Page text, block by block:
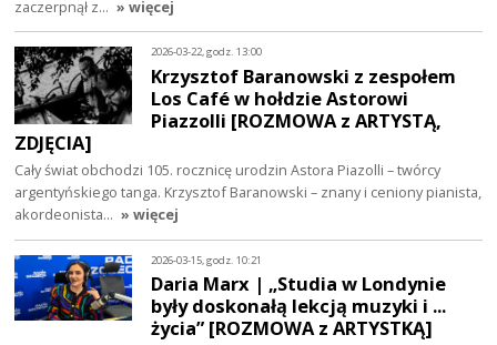
zaczerpnął z… » więcej
2026-03-22, godz. 13:00
Krzysztof Baranowski z zespołem
Los Café w hołdzie Astorowi
Piazzolli [ROZMOWA z ARTYSTĄ,
ZDJĘCIA]
Cały świat obchodzi 105. rocznicę urodzin Astora Piazolli – twórcy
argentyńskiego tanga. Krzysztof Baranowski – znany i ceniony pianista,
akordeonista… » więcej
2026-03-15, godz. 10:21
Daria Marx | „Studia w Londynie
były doskonałą lekcją muzyki i ...
życia” [ROZMOWA z ARTYSTKĄ]